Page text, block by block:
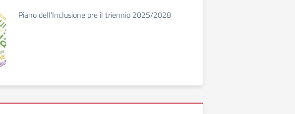
Piano dell'Inclusione pre il triennio 2025/2028